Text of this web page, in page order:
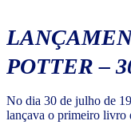
POTTER –
No dia 30 de julho de
lançava o primeiro livro